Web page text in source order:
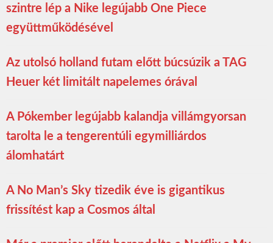
szintre lép a Nike legújabb One Piece
együttműködésével
Az utolsó holland futam előtt búcsúzik a TAG
Heuer két limitált napelemes órával
A Pókember legújabb kalandja villámgyorsan
tarolta le a tengerentúli egymilliárdos
álomhatárt
A No Man’s Sky tizedik éve is gigantikus
frissítést kap a Cosmos által